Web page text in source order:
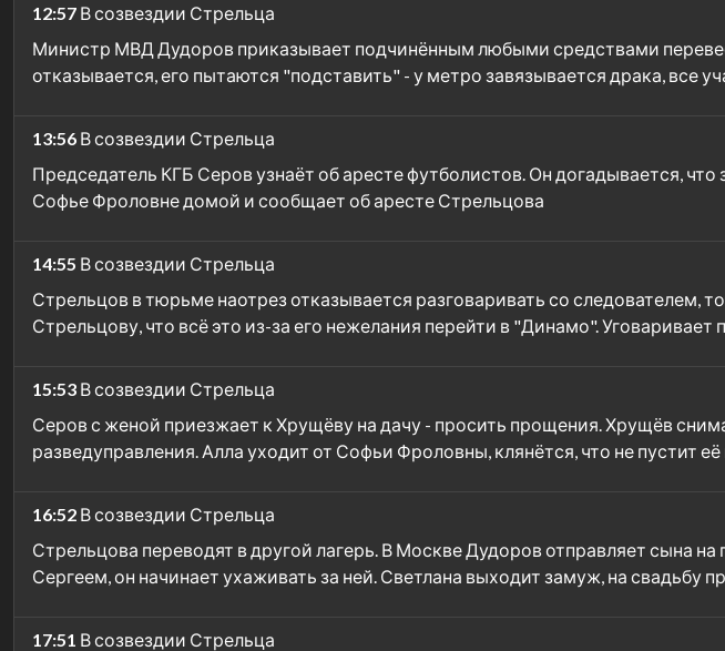
12:57 В созвездии Стрельца
Министр МВД Дудоров приказывает подчинённым любыми средствами
отказывается, его пытаются "подставить" - у метро завязывается драка, все
13:56 В созвездии Стрельца
Председатель КГБ Серов узнаёт об аресте футболистов. Он догадывается,
Софье Фроловне домой и сообщает об аресте Стрельцова
14:55 В созвездии Стрельца
Стрельцов в тюрьме наотрез отказывается разговаривать со следователем,
Стрельцову, что всё это из-за его нежелания перейти в "Динамо". Уговаривает
15:53 В созвездии Стрельца
Серов с женой приезжает к Хрущёву на дачу - просить прощения. Хрущёв
разведуправления. Алла уходит от Софьи Фроловны, клянётся, что не пустит её
16:52 В созвездии Стрельца
Стрельцова переводят в другой лагерь. В Москве Дудоров отправляет сына
Сергеем, он начинает ухаживать за ней. Светлана выходит замуж, на свадьбу
17:51 В созвездии Стрельца